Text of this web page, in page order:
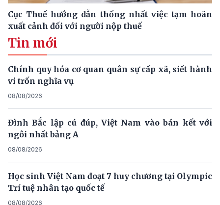
Cục Thuế hướng dẫn thống nhất việc tạm hoãn
xuất cảnh đối với người nộp thuế
Tin mới
Chính quy hóa cơ quan quân sự cấp xã, siết hành
vi trốn nghĩa vụ
08/08/2026
Đình Bắc lập cú đúp, Việt Nam vào bán kết với
ngôi nhất bảng A
08/08/2026
Học sinh Việt Nam đoạt 7 huy chương tại Olympic
Trí tuệ nhân tạo quốc tế
08/08/2026